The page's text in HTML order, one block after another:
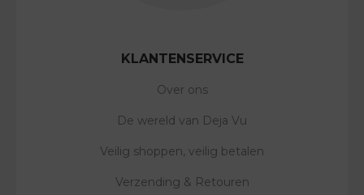
KLANTENSERVICE
Over ons
De wereld van Deja Vu
Veilig shoppen, veilig betalen
Verzending & Retouren